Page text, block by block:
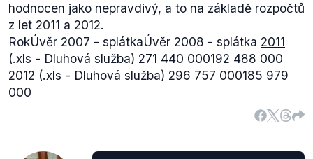
hodnocen jako nepravdivý, a to na základě rozpočtů
z let 2011 a 2012.
RokÚvěr 2007 - splátkaÚvěr 2008 - splátka 2011
(.xls - Dluhová služba) 271 440 000192 488 000
2012 (.xls - Dluhová služba) 296 757 000185 979
000